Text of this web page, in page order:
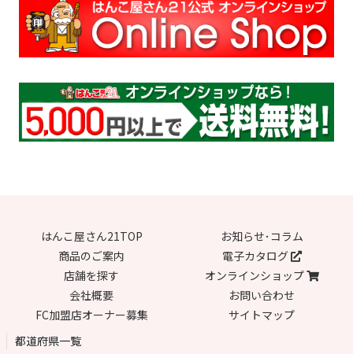
はんこ屋さん21TOP
お知らせ･コラム
商品のご案内
電子カタログ
店舗を探す
オンラインショップ
会社概要
お問い合わせ
FC加盟店オーナー募集
サイトマップ
都道府県一覧